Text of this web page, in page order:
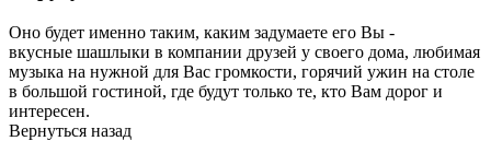
Оно будет именно таким, каким задумаете его Вы -
вкусные шашлыки в компании друзей у своего дома, любимая
музыка на нужной для Вас громкости, горячий ужин на столе
в большой гостиной, где будут только те, кто Вам дорог и
интересен.
Вернуться назад